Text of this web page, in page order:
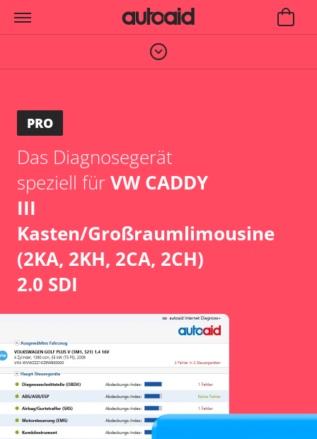
PRO
Das Diagnosegerät
speziell fürVW CADDY
III
Kasten/Großraumlimousine
(2KA, 2KH, 2CA, 2CH)
2.0 SDI